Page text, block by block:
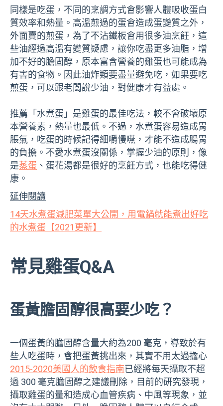
同樣是吃蛋，不同的烹調方式會影響人體吸收蛋白
質效率和熱量。高溫煎過的蛋會造成蛋變質之外，
外面賣的煎蛋，為了不沾鐵板會用很多油烹飪，這
些油經過高溫有變質疑慮，讓你吃盡更多油脂，增
加不好的膽固醇，原本富含營養的雞蛋也可能成為
有害的食物。因此油炸類要盡量避免吃，如果要吃
煎蛋，可以跟老闆說少油，對健康才有益處。
推薦「水煮蛋」是雞蛋的最佳吃法，較不會破壞原
本營養素，熱量也最低。不過，水煮蛋容易造成胃
脹氣，吃蛋的時候記得細嚼慢嚥，才能不造成腸胃
的負擔。不愛水煮蛋沒關係，掌握少油的原則，像
是蒸蛋 、蛋花湯都是很好的烹飪方式，也能吃得健
康。
延伸閱讀
14天水煮蛋減肥菜單大公開，用電鍋就能煮出好吃
的水煮蛋【2021更新】
常見雞蛋Q&A
蛋黃膽固醇很高要少吃？
一個蛋黃的膽固醇含量大約為200 毫克，導致於有
些人吃蛋時，會把蛋黃挑出來，其實不用太過擔心
2015-2020美國人的飲食指南已經將每天攝取不超
過 300 毫克膽固醇之建議刪除，目前的研究發現，
攝取雞蛋的量和造成心血管疾病、中風等現象，並